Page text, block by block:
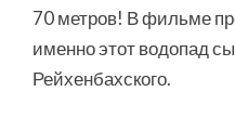
70 метров! В фильме
именно этот водопад
Рейхенбахского.